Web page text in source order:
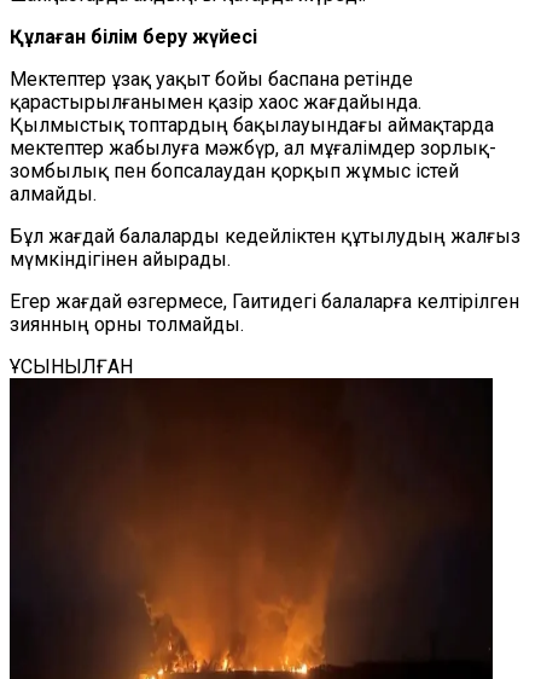
Құлаған білім беру жүйесі
Мектептер ұзақ уақыт бойы баспана ретінде
қарастырылғанымен қазір хаос жағдайында.
Қылмыстық топтардың бақылауындағы аймақтарда
мектептер жабылуға мәжбүр, ал мұғалімдер зорлық-
зомбылық пен бопсалаудан қорқып жұмыс істей
алмайды.
Бұл жағдай балаларды кедейліктен құтылудың жалғыз
мүмкіндігінен айырады.
Егер жағдай өзгермесе, Гаитидегі балаларға келтірілген
зиянның орны толмайды.
ҰСЫНЫЛҒАН